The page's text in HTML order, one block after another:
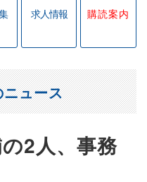
求人情報 購読案内
2人、事務
ュース